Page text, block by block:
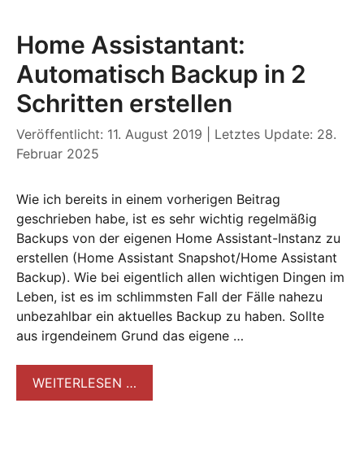
Home Assistantant:
Automatisch Backup in 2
Schritten erstellen
Veröffentlicht: 11. August 2019
Letztes Update: 28.
Februar 2025
Wie ich bereits in einem vorherigen Beitrag
geschrieben habe, ist es sehr wichtig regelmäßig
Backups von der eigenen Home Assistant-Instanz zu
erstellen (Home Assistant Snapshot/Home Assistant
Backup). Wie bei eigentlich allen wichtigen Dingen im
Leben, ist es im schlimmsten Fall der Fälle nahezu
unbezahlbar ein aktuelles Backup zu haben. Sollte
aus irgendeinem Grund das eigene …
WEITERLESEN …